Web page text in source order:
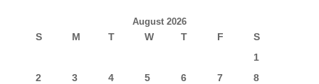
August 2026
S M T W T F
S
1
2
3 4 5 6 7
8